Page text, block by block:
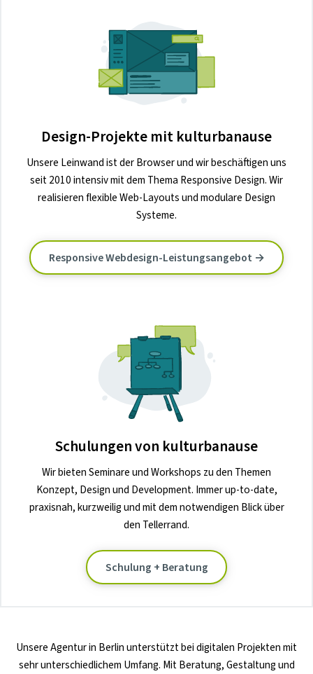
Design-Projekte mit kulturbanause
Unsere Leinwand ist der Browser und wir beschäftigen uns
seit 2010 intensiv mit dem Thema Responsive Design. Wir
realisieren flexible Web-Layouts und modulare Design
Systeme.
Responsive Webdesign-Leistungsangebot →
Schulungen von kulturbanause
Wir bieten Seminare und Workshops zu den Themen
Konzept, Design und Development. Immer up-to-date,
praxisnah, kurzweilig und mit dem notwendigen Blick über
den Tellerrand.
Schulung + Beratung
UnsereAgentur in Berlinunterstützt bei digitalen Projekten mit
sehr unterschiedlichem Umfang. Mit Beratung, Gestaltung und